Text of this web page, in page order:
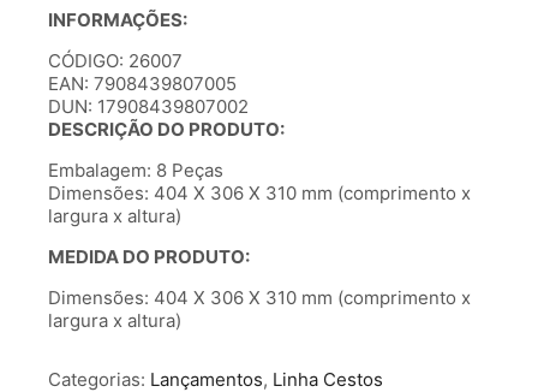
INFORMAÇÕES:
CÓDIGO: 26007
EAN: 7908439807005
DUN: 17908439807002
DESCRIÇÃO DO PRODUTO:
Embalagem: 8 Peças
Dimensões: 404 X 306 X 310 mm (comprimento x
largura x altura)
MEDIDA DO PRODUTO:
Dimensões: 404 X 306 X 310 mm (comprimento x
largura x altura)
Categorias: Lançamentos, Linha Cestos